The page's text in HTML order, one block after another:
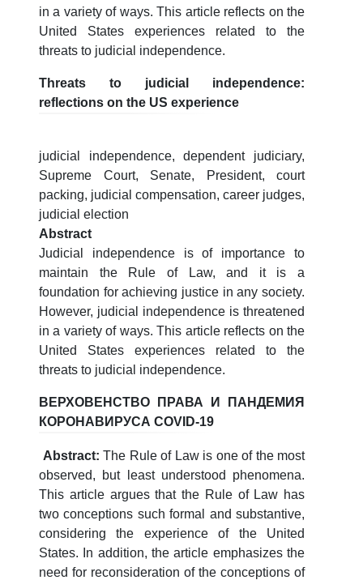
in a variety of ways. This article reflects on the
United States experiences related to the
threats to judicial independence.
Threats to judicial independence:
reflections on the US experience
judicial independence, dependent judiciary,
Supreme Court, Senate, President, court
packing, judicial compensation, career judges,
judicial election
Abstract
Judicial independence is of importance to
maintain the Rule of Law, and it is a
foundation for achieving justice in any society.
However, judicial independence is threatened
in a variety of ways. This article reflects on the
United States experiences related to the
threats to judicial independence.
ВЕРХОВЕНСТВО ПРАВА И ПАНДЕМИЯ
КОРОНАВИРУСА COVID-19
Abstract: The Rule of Law is one of the most
observed, but least understood phenomena.
This article argues that the Rule of Law has
two conceptions such formal and substantive,
considering the experience of the United
States. In addition, the article emphasizes the
need for reconsideration of the conceptions of